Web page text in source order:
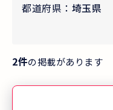
都道府県： 埼玉県
2件の掲載があります